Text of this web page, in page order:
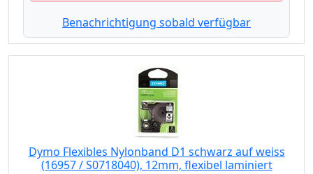
Benachrichtigung sobald verfügbar
Dymo Flexibles Nylonband D1 schwarz auf weiss
(16957 / S0718040), 12mm, flexibel laminiert